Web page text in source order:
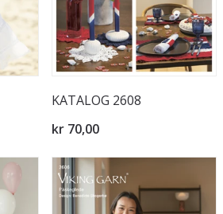
KATALOG 2608
kr 70,00